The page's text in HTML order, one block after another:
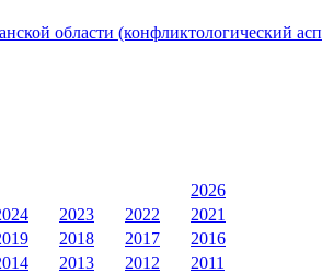
области (конфликтологический
2026
2023 2022
2021
2018 2017
2016
2013 2012
2011